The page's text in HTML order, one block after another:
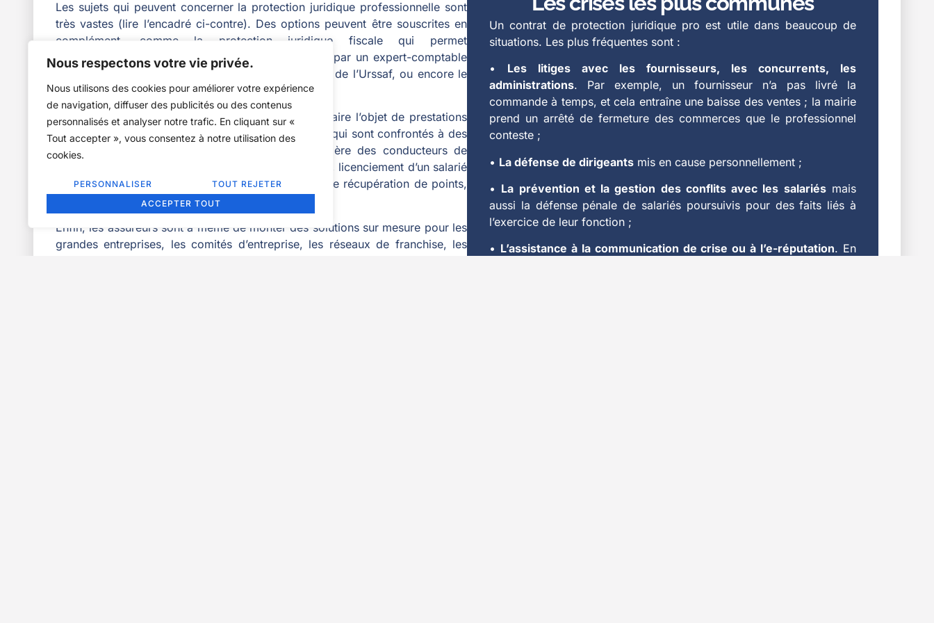
Nous respectons votre vie privée.
Nous utilisons des cookies pour améliorer votre expérience
de navigation, diffuser des publicités ou des contenus
personnalisés et analyser notre trafic. En cliquant sur «
Tout accepter », vous consentez à notre utilisation des
cookies.
PERSONNALISER
TOUT REJETER
ACCEPTER TOUT
Les sujets qui peuvent concerner la protection juridique professionnelle sont
très vastes (lire l’encadré ci-contre). Des options peuvent être souscrites en
complément, comme la protection juridique fiscale qui permet
l’accompagnement, et la prise en charge des frais, par un expert-comptable
ou un avocat fiscaliste en cas de contrôle fiscal ou de l’Urssaf, ou encore le
recouvrement des créances professionnelles.
Certaines activités spécifiques peuvent également faire l’objet de prestations
dédiées. On peut notamment citer les transporteurs qui sont confrontés à des
risques accrus de litiges liés à la circulation routière des conducteurs de
l’entreprise : infraction au code de la route, accident, licenciement d’un salarié
suite à la perte de son permis de conduire, stage de récupération de points,
Enfin, les assureurs sont à même de monter des solutions sur mesure pour les
grandes entreprises, les comités d’entreprise, les réseaux de franchise, les
Un contrat de protection juridique pro est utile dans beaucoup de
situations. Les plus fréquentes sont :
• Les litiges avec les fournisseurs, les concurrents, les
administrations. Par exemple, un fournisseur n’a pas livré la
commande à temps, et cela entraîne une baisse des ventes ; la mairie
prend un arrêté de fermeture des commerces que le professionnel
conteste ;
• La défense de dirigeants mis en cause personnellement ;
• La prévention et la gestion des conflits avec les salariésmais
aussi la défense pénale de salariés poursuivis pour des faits liés à
l’exercice de leur fonction ;
• L’assistance à la communication de crise ou à l’e-réputation. En